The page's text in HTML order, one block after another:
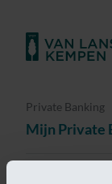
Private Banking
Mijn Private